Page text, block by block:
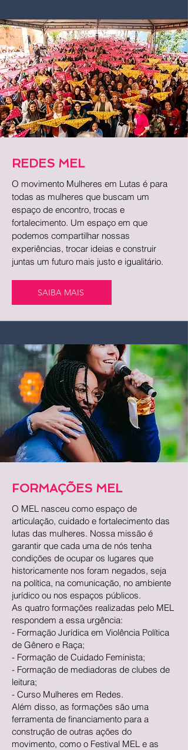
REDES MEL
​​O movimento Mulheres em Lutas é para
todas as mulheres que buscam um
espaço de encontro, trocas e
fortalecimento. Um espaço em que
podemos compartilhar nossas
experiências, trocar ideias e construir
juntas um futuro mais justo e igualitário.​
SAIBA MAIS
FORMAÇÕES MEL
O MEL nasceu como espaço de
articulação, cuidado e fortalecimento das
lutas das mulheres. Nossa missão é
garantir que cada uma de nós tenha
condições de ocupar os lugares que
historicamente nos foram negados, seja
na política, na comunicação, no ambiente
jurídico ou nos espaços públicos.
​As quatro formações realizadas pelo MEL
respondem a essa urgência:
- Formação Jurídica em Violência Política
de Gênero e Raça;
- Formação de Cuidado Feminista;
- Formação de mediadoras de clubes de
leitura;
- Curso Mulheres em Redes.
​Além disso, as formações são uma
ferramenta de financiamento para a
construção de outras ações do
movimento, como o Festival MEL e as